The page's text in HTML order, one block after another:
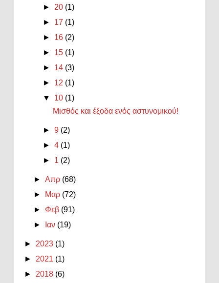
► 20 (1)
► 17 (1)
► 16 (2)
► 15 (1)
► 14 (3)
► 12 (1)
▼ 10 (1)
Μισθός και έξοδα ενός αστυνομικού!
►9 (2)
►4 (1)
► 1 (2)
►Απρ (68)
►
Μαρ (72)
► Φεβ (91)
►
Ιαν (19)
► 2023 (1)
► 2021 (1)
► 2018 (6)